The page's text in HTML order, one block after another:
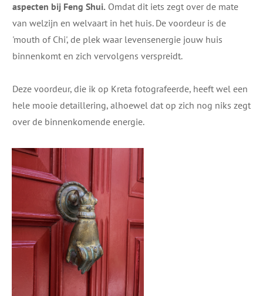
aspecten ​bij Feng Shui. Omdat dit ​iets ​zegt over ​de mate
van welzijn en welvaart in het huis. De voordeur is de
'mouth of Chi', de plek waar levensenergie jouw huis
binnenkomt en zich vervolgens verspreidt.
Deze voordeur, die ik op Kreta fotografeerde, heeft wel een
hele mooie detaillering, alhoewel dat op zich nog niks zegt
over de binnenkomende energie.